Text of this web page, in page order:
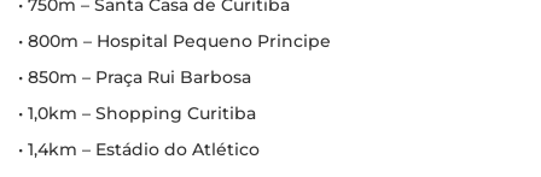
• 800m – Hospital Pequeno Principe
• 850m – Praça Rui Barbosa
• 1,0km – Shopping Curitiba
• 1,4km – Estádio do Atlético